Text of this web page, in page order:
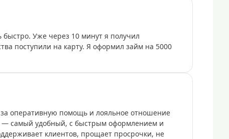
Уже через 10 минут я получил
поступили на карту. Я оформил займ на 5000
оперативную помощь и лояльное отношение
— самый удобный, с быстрым оформлением и
клиентов, прощает просрочки, не